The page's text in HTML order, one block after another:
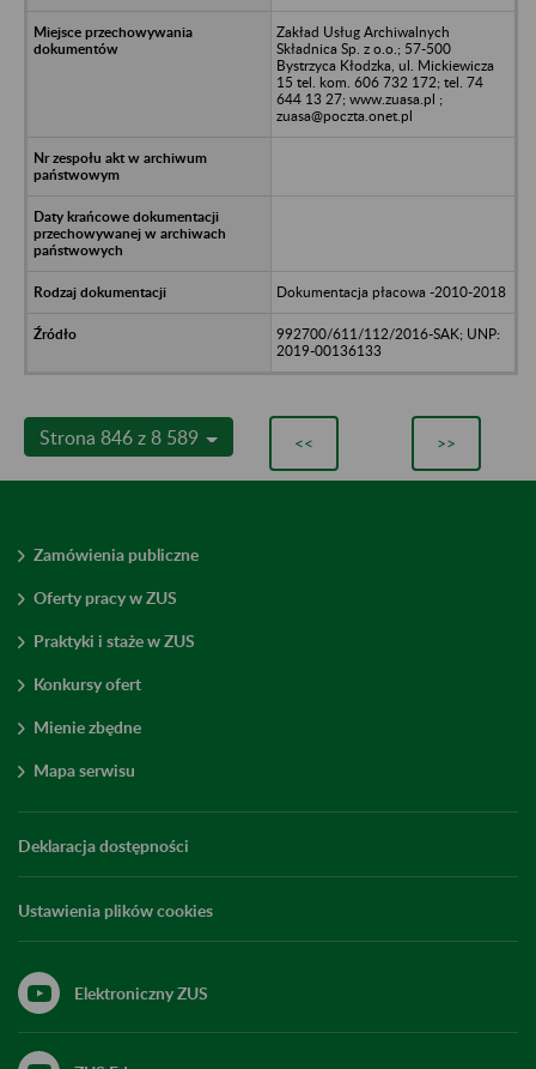
Zakład Usług Archiwalnych
Składnica Sp. z o.o.; 57-500
Bystrzyca Kłodzka, ul. Mickiewicza
15 tel. kom. 606 732 172; tel. 74
644 13 27; www.zuasa.pl ;
zuasa@poczta.onet.pl
Dokumentacja płacowa -2010-2018
992700/611/112/2016-SAK; UNP:
2019-00136133
Strona 846 z 8 589 << >>
Zamówienia publiczne
Oferty pracy w ZUS
Praktyki i staże w ZUS
Konkursy ofert
Mienie zbędne
Mapa serwisu
Deklaracja dostępności
Ustawienia plików cookies
Elektroniczny ZUS